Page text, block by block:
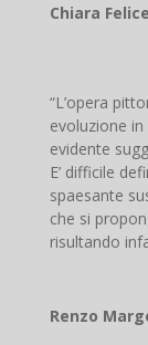
Chiara
“L’opera
evoluzione
evidente
E’ difficile
spaesante
che si
risultando
Renzo